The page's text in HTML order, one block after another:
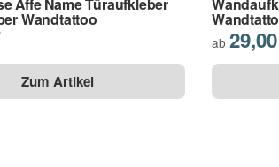
Farbe gestrichen wurden. (Latexfarbe,
die verwendete Farbe geeignet sein
Wandtattoo
Zum Artikel
ab